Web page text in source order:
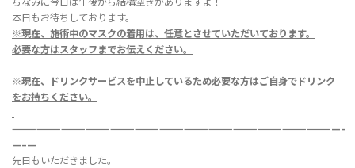
本日もお待ちしております。
※現在、施術中のマスクの着用は、任意とさせていただいております。
必要な方はスタッフまでお伝えください。
※現在、ドリンクサービスを中止しているため必要な方はご自身でドリンク
をお持ちください。
————————————————————————————————————————–
—–—
先日もいただきました。